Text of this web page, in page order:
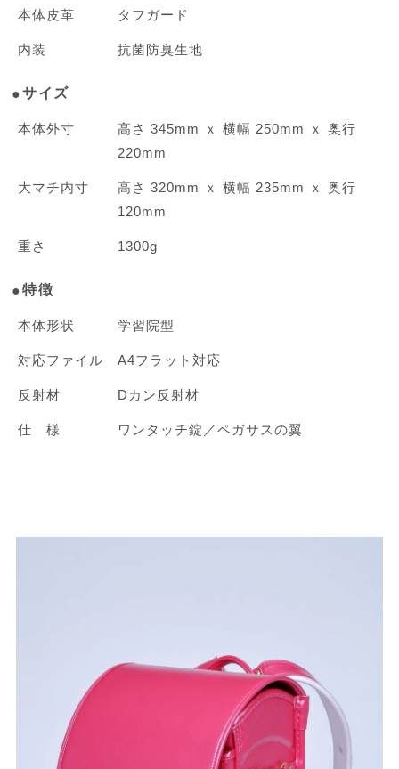
本体皮革 タフガード
内装 抗菌防臭生地
サイズ
本体外寸
高さ 345mm ｘ 横幅 250mm ｘ 奥行
220mm
大マチ内寸
高さ 320mm ｘ 横幅 235mm ｘ 奥行
120mm
重さ 1300g
特徴
本体形状 学習院型
対応ファイル A4フラット対応
反射材 Dカン反射材
仕 様 ワンタッチ錠／ペガサスの翼